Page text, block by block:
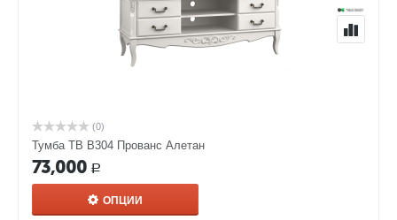
(0)
Тумба ТВ В304 Прованс Алетан
73,000 Р
ОПЦИИ